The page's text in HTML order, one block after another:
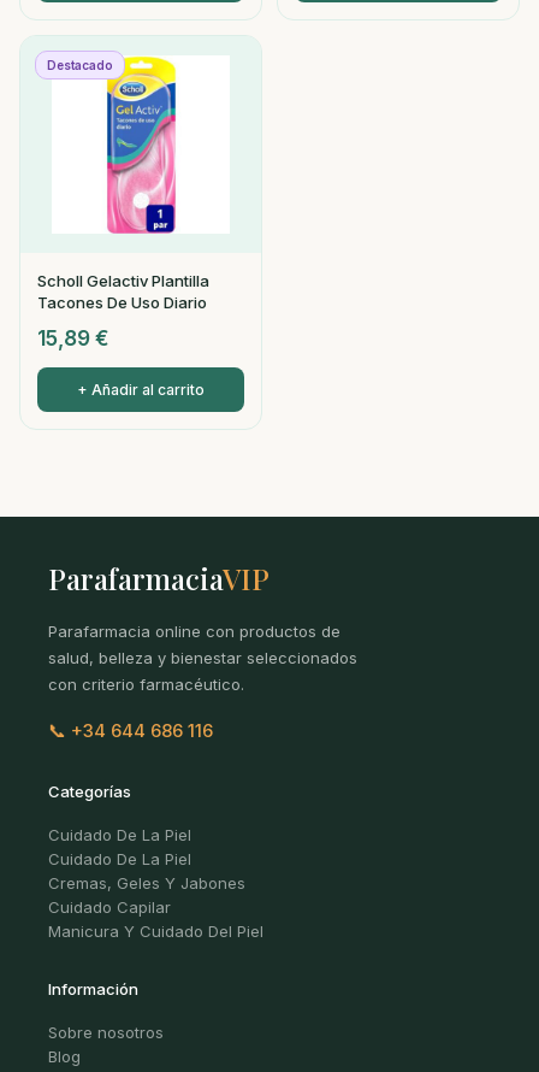
Destacado
Scholl Gelactiv Plantilla
Tacones De Uso Diario
15,89 €
+ Añadir al carrito
ParafarmaciaVIP
Parafarmacia online con productos de
salud, belleza y bienestar seleccionados
con criterio farmacéutico.
📞 +34 644 686 116
Categorías
Cuidado De La Piel
Cuidado De La Piel
Cremas, Geles Y Jabones
Cuidado Capilar
Manicura Y Cuidado Del Piel
Información
Sobre nosotros
Blog